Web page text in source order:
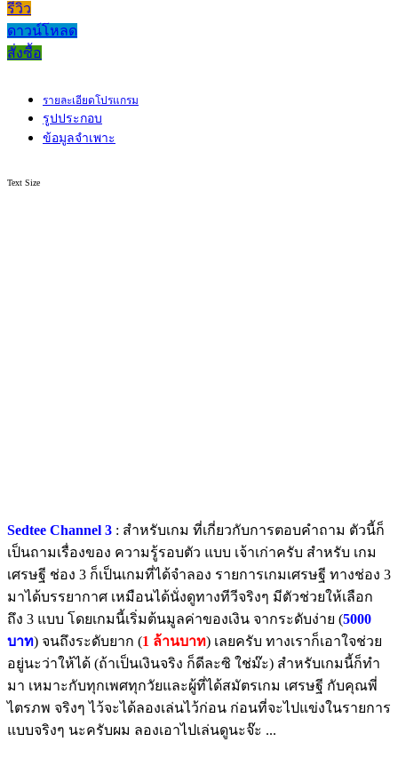
รีวิว
ดาวน์โหลด
สั่งซื้อ
รายละเอียดโปรแกรม
รูปประกอบ
ข้อมูลจำเพาะ
Text Size
Sedtee Channel 3 : สำหรับเกม ที่เกี่ยวกับการตอบคำถาม ตัวนี้ก็
เป็นถามเรื่องของ ความรู้รอบตัว แบบ เจ้าเก่าครับ สำหรับ เกม
เศรษฐี ช่อง 3 ก็เป็นเกมที่ได้จำลอง รายการเกมเศรษฐี ทางช่อง 3
มาได้บรรยากาศ เหมือนได้นั่งดูทางทีวีจริงๆ มีตัวช่วยให้เลือก
ถึง 3 แบบ โดยเกมนี้เริ่มต้นมูลค่าของเงิน จากระดับง่าย (5000
บาท) จนถึงระดับยาก (1 ล้านบาท) เลยครับ ทางเราก็เอาใจช่วย
อยู่นะว่าให้ได้ (ถ้าเป็นเงินจริง ก็ดีละซิ ใช่ม๊ะ) สำหรับเกมนี้ก็ทำ
มา เหมาะกับทุกเพศทุกวัยและผู้ที่ได้สมัตรเกม เศรษฐี กับคุณพี่
ไตรภพ จริงๆ ไว้จะได้ลองเล่นไว้ก่อน ก่อนที่จะไปแข่งในรายการ
แบบจริงๆ นะครับผม ลองเอาไปเล่นดูนะจ๊ะ ...